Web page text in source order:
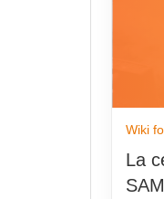
Wiki
La
SAM